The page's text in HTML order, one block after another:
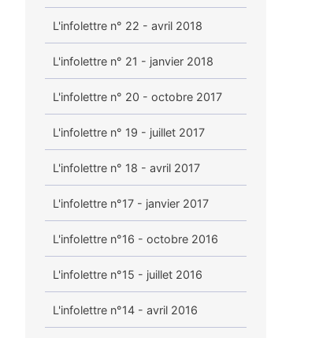
L'infolettre n° 22 - avril 2018
L'infolettre n° 21 - janvier 2018
L'infolettre n° 20 - octobre 2017
L'infolettre n° 19 - juillet 2017
L'infolettre n° 18 - avril 2017
L'infolettre n°17 - janvier 2017
L'infolettre n°16 - octobre 2016
L'infolettre n°15 - juillet 2016
L'infolettre n°14 - avril 2016